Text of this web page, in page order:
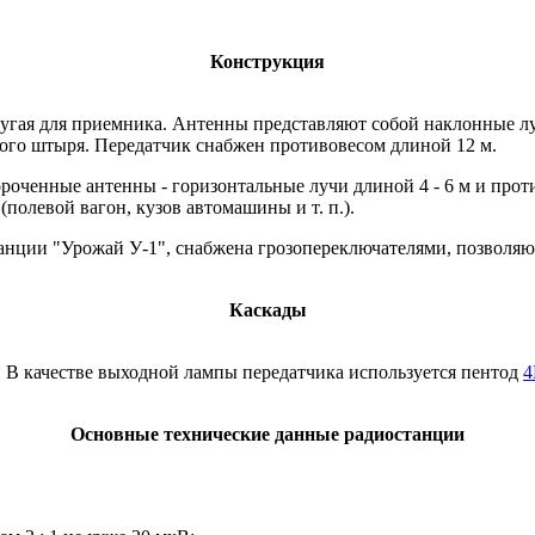
Конструкция
для приемника. Антенны представляют собой
штыря. Передатчик снабжен противовесом длиной 12 м.
антенны - горизонтальные лучи длиной 4 - 6 м и
вагон, кузов автомашины и т. п.).
"Урожай У-1", снабжена грозопереключателями,
Каскады
В качестве выходной лампы передатчика используется пентод
Основные технические данные радиостанции